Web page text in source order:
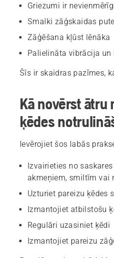
Griezumi ir
Smalki zāģskaidas
Zāģēšana kļūst lēnāka
Palielināta vibrācija un
Šīs ir skaidras pazīmes,
Kā novērst ātru
ķēdes
Ievērojiet šos labās
Izvairieties no
akmeņiem, smiltīm vai
Uzturiet pareizu ķēdes
Izmantojiet atbilstošu
Regulāri uzasiniet ķēdi
Izmantojiet pareizu